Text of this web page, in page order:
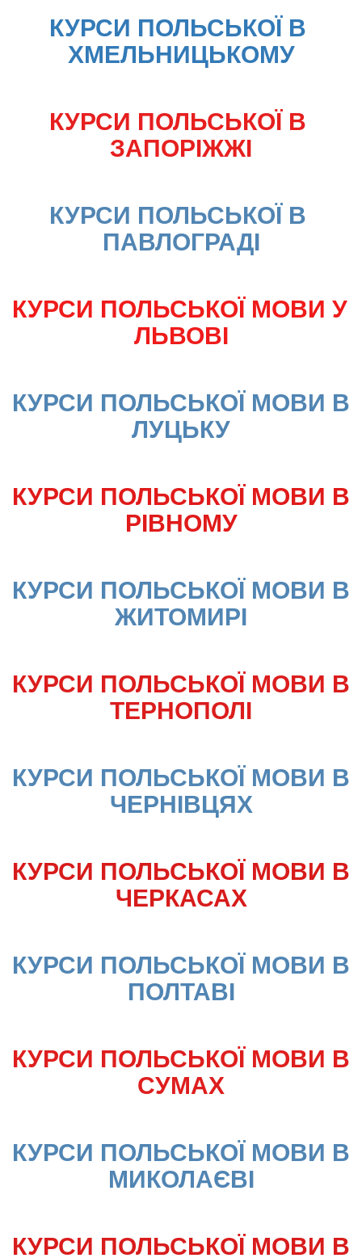
КУРСИ ПОЛЬСЬКОЇ В
ХМЕЛЬНИЦЬКОМУ
КУРСИ ПОЛЬСЬКОЇ В
ЗАПОРІЖЖІ
КУРСИ ПОЛЬСЬКОЇ В
ПАВЛОГРАДІ
КУРСИ ПОЛЬСЬКОЇ МОВИ У
ЛЬВОВІ
КУРСИ ПОЛЬСЬКОЇ МОВИ В
ЛУЦЬКУ
КУРСИ ПОЛЬСЬКОЇ МОВИ В
РІВНОМУ
КУРСИ ПОЛЬСЬКОЇ МОВИ В
ЖИТОМИРІ
КУРСИ ПОЛЬСЬКОЇ МОВИ В
ТЕРНОПОЛІ
КУРСИ ПОЛЬСЬКОЇ МОВИ В
ЧЕРНІВЦЯХ
КУРСИ ПОЛЬСЬКОЇ МОВИ В
ЧЕРКАСАХ
КУРСИ ПОЛЬСЬКОЇ МОВИ В
ПОЛТАВІ
КУРСИ ПОЛЬСЬКОЇ МОВИ В
СУМАХ
КУРСИ ПОЛЬСЬКОЇ МОВИ В
МИКОЛАЄВІ
КУРСИ ПОЛЬСЬКОЇ МОВИ В